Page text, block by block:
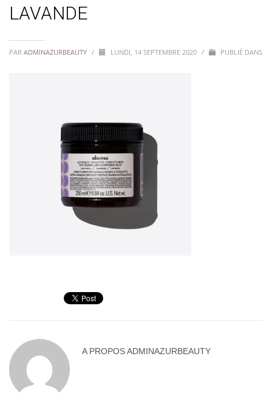
LAVANDE
PAR ADMINAZURBEAUTY / LUNDI, 14 SEPTEMBRE 2020 / PUBLIÉ DANS
A PROPOSADMINAZURBEAUTY